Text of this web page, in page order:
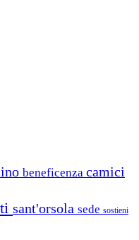
beneficenza camici
sant'orsola sede sostieni